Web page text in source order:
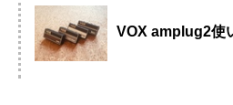
VOX amplug2使